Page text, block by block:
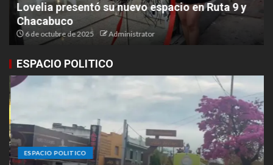
Lovelia presentó su nuevo espacio en Ruta 9 y
Chacabuco
6 de octubre de 2025 Administrator
ESPACIO POLITICO
ESPACIO POLITICO